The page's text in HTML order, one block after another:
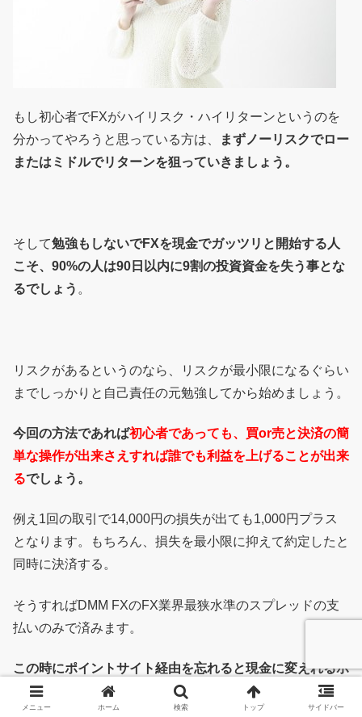
もし初心者でFXがハイリスク・ハイリターンというのを
分かってやろうと思っている方は、
まずノーリスクでロー
またはミドルでリターンを狙っていきましょう。
そして勉強もしないでFXを現金でガッツリと開始する人
こそ、90%の人は90日以内に9割の投資資金を失う事とな
るでしょう 。
リスクがあるというのなら、リスクが最小限になるぐらい
までしっかりと自己責任の元勉強してから始めましょう。
今回の方法であれば初心者であっても、買or売と決済の簡
単な操作が出来さえすれば誰でも利益を上げることが出来
るでしょう。
例え1回の取引で14,000円の損失が出ても1,000円プラス
となります。もちろん、損失を最小限に抑えて約定したと
同時に決済する。
そうすればDMM FXのFX業界最狭水準のスプレッドの支
払いのみで済みます。
この時にポイントサイト経由を忘れると現金に変えれるポ
イントが貰えませんので本当にそこは気をつけましょう。
メニュー ホーム 検索 トップ サイドバー